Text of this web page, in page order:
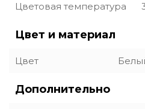
Цветовая температура
Цвет и материал
Цвет
Дополнительно